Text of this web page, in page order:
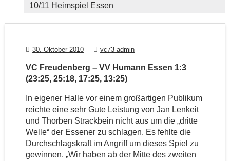
10/11 Heimspiel Essen
30. Oktober 2010 vc73-admin
VC Freudenberg – VV Humann Essen 1:3
(23:25, 25:18, 17:25, 13:25)
In eigener Halle vor einem großartigen Publikum
reichte eine sehr Gute Leistung von Jan Lenkeit
und Thorben Strackbein nicht aus um die „dritte
Welle“ der Essener zu schlagen. Es fehlte die
Durchschlagskraft im Angriff um dieses Spiel zu
gewinnen. „Wir haben ab der Mitte des zweiten